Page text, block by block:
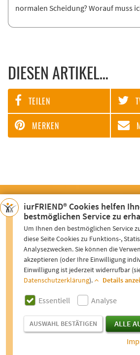
nor­ma­len Schei­dung? Wor­auf muss
DIESEN ARTIKEL…
TEILEN
MERKEN
iurFRIEND®IST IHR
FÜR VIELE
Wir bieten allen Menschen mit
kostenlosen Einstieg in die
Ratgeber-Checklisten&Formulare
iurFRIEND® Cookies helfen
bestmöglichen Service zu
Um Ihnen den bestmöglichen Service
diese Seite Cookies zu Funktions-,
Analysezwecken. Sie können die
akzeptieren (oder Ihre Einwilligung
Einwilligung ist jederzeit widerrufbar
Datenschutzerklärung). Details
ESSENTIELL
über bestimmte Aktionen von Ihnen.
unsere Formularfelder ausfüllen und
anderen Webseiten wieder das
Essentiell Analyse
AUSWAHL BESTÄTIGEN ALLE